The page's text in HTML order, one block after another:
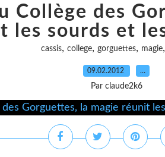
Collège des
les sourds et
cassis, college, gorguettes, magie,
09.02.2012 …
Par claude2k6